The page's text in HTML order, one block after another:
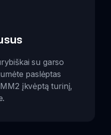
su garso
paslėptas
įkvėptą turinį,